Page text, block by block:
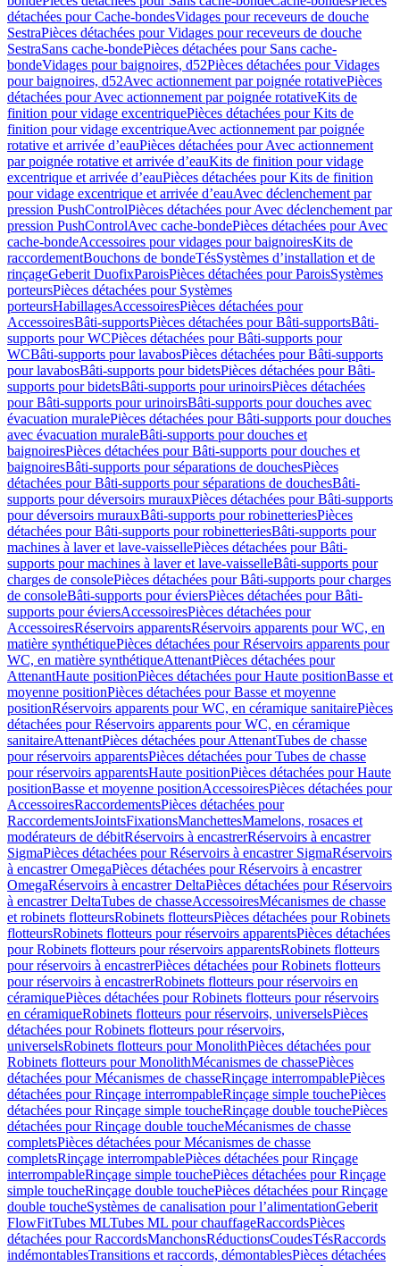
détachées pour Cache-bondesVidages pour receveurs de douche
SestraPièces détachées pour Vidages pour receveurs de douche
SestraSans cache-bondePièces détachées pour Sans cache-
bondeVidages pour baignoires, d52Pièces détachées pour Vidages
pour baignoires, d52Avec actionnement par poignée rotativePièces
détachées pour Avec actionnement par poignée rotativeKits de
finition pour vidage excentriquePièces détachées pour Kits de
finition pour vidage excentriqueAvec actionnement par poignée
rotative et arrivée d’eauPièces détachées pour Avec actionnement
par poignée rotative et arrivée d’eauKits de finition pour vidage
excentrique et arrivée d’eauPièces détachées pour Kits de finition
pour vidage excentrique et arrivée d’eauAvec déclenchement par
pression PushControlPièces détachées pour Avec déclenchement par
pression PushControlAvec cache-bondePièces détachées pour Avec
cache-bondeAccessoires pour vidages pour baignoiresKits de
raccordementBouchons de bondeTésSystèmes d’installation et de
rinçageGeberit DuofixParoisPièces détachées pour ParoisSystèmes
porteursPièces détachées pour Systèmes
porteursHabillagesAccessoiresPièces détachées pour
AccessoiresBâti-supportsPièces détachées pour Bâti-supportsBâti-
supports pour WCPièces détachées pour Bâti-supports pour
WCBâti-supports pour lavabosPièces détachées pour Bâti-supports
pour lavabosBâti-supports pour bidetsPièces détachées pour Bâti-
supports pour bidetsBâti-supports pour urinoirsPièces détachées
pour Bâti-supports pour urinoirsBâti-supports pour douches avec
évacuation muralePièces détachées pour Bâti-supports pour douches
avec évacuation muraleBâti-supports pour douches et
baignoiresPièces détachées pour Bâti-supports pour douches et
baignoiresBâti-supports pour séparations de douchesPièces
détachées pour Bâti-supports pour séparations de douchesBâti-
supports pour déversoirs murauxPièces détachées pour Bâti-supports
pour déversoirs murauxBâti-supports pour robinetteriesPièces
détachées pour Bâti-supports pour robinetteriesBâti-supports pour
machines à laver et lave-vaissellePièces détachées pour Bâti-
supports pour machines à laver et lave-vaisselleBâti-supports pour
charges de consolePièces détachées pour Bâti-supports pour charges
de consoleBâti-supports pour éviersPièces détachées pour Bâti-
supports pour éviersAccessoiresPièces détachées pour
AccessoiresRéservoirs apparentsRéservoirs apparents pour WC, en
matière synthétiquePièces détachées pour Réservoirs apparents pour
WC, en matière synthétiqueAttenantPièces détachées pour
AttenantHaute positionPièces détachées pour Haute positionBasse et
moyenne positionPièces détachées pour Basse et moyenne
positionRéservoirs apparents pour WC, en céramique sanitairePièces
détachées pour Réservoirs apparents pour WC, en céramique
sanitaireAttenantPièces détachées pour AttenantTubes de chasse
pour réservoirs apparentsPièces détachées pour Tubes de chasse
pour réservoirs apparentsHaute positionPièces détachées pour Haute
positionBasse et moyenne positionAccessoiresPièces détachées pour
AccessoiresRaccordementsPièces détachées pour
RaccordementsJointsFixationsManchettesMamelons, rosaces et
modérateurs de débitRéservoirs à encastrerRéservoirs à encastrer
SigmaPièces détachées pour Réservoirs à encastrer SigmaRéservoirs
à encastrer OmegaPièces détachées pour Réservoirs à encastrer
OmegaRéservoirs à encastrer DeltaPièces détachées pour Réservoirs
à encastrer DeltaTubes de chasseAccessoiresMécanismes de chasse
et robinets flotteursRobinets flotteursPièces détachées pour Robinets
flotteursRobinets flotteurs pour réservoirs apparentsPièces détachées
pour Robinets flotteurs pour réservoirs apparentsRobinets flotteurs
pour réservoirs à encastrerPièces détachées pour Robinets flotteurs
pour réservoirs à encastrerRobinets flotteurs pour réservoirs en
céramiquePièces détachées pour Robinets flotteurs pour réservoirs
en céramiqueRobinets flotteurs pour réservoirs, universelsPièces
détachées pour Robinets flotteurs pour réservoirs,
universelsRobinets flotteurs pour MonolithPièces détachées pour
Robinets flotteurs pour MonolithMécanismes de chassePièces
détachées pour Mécanismes de chasseRinçage interrompablePièces
détachées pour Rinçage interrompableRinçage simple touchePièces
détachées pour Rinçage simple toucheRinçage double touchePièces
détachées pour Rinçage double toucheMécanismes de chasse
completsPièces détachées pour Mécanismes de chasse
completsRinçage interrompablePièces détachées pour Rinçage
interrompableRinçage simple touchePièces détachées pour Rinçage
simple toucheRinçage double touchePièces détachées pour Rinçage
double toucheSystèmes de canalisation pour l’alimentationGeberit
FlowFitTubes MLTubes ML pour chauffageRaccordsPièces
détachées pour RaccordsManchonsRéductionsCoudesTésRaccords
indémontablesTransitions et raccords, démontablesPièces détachées